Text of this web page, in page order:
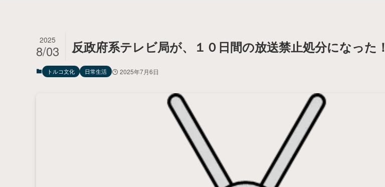
反政府系テレビ局が、１０日間の放送禁止処分になった！
2025
8/03
トルコ文化 日常生活 2025年7月6日